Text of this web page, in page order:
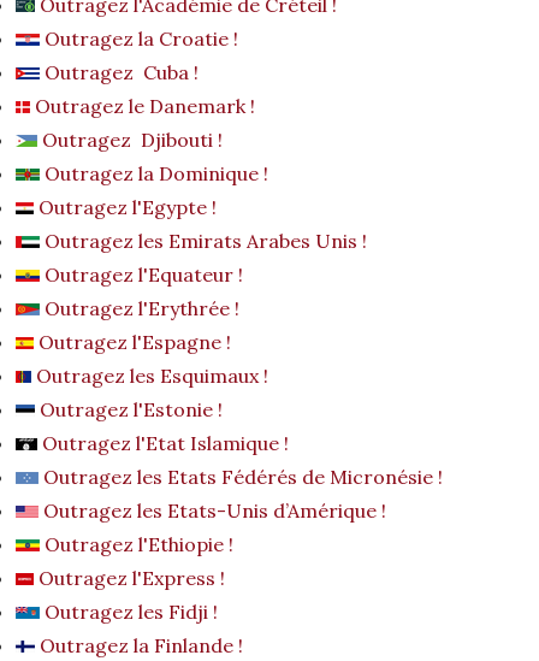
Outragez l'Académie de Créteil !
Outragez la Croatie !
Outragez Cuba !
Outragez le Danemark !
Outragez Djibouti !
Outragez la Dominique !
Outragez l'Egypte !
Outragez les Emirats Arabes Unis !
Outragez l'Equateur !
Outragez l'Erythrée !
Outragez l'Espagne !
Outragez les Esquimaux !
Outragez l'Estonie !
Outragez l'Etat Islamique !
Outragez les Etats Fédérés de Micronésie !
Outragez les Etats-Unis d’Amérique !
Outragez l'Ethiopie !
Outragez l'Express !
Outragez les Fidji !
Outragez la Finlande !